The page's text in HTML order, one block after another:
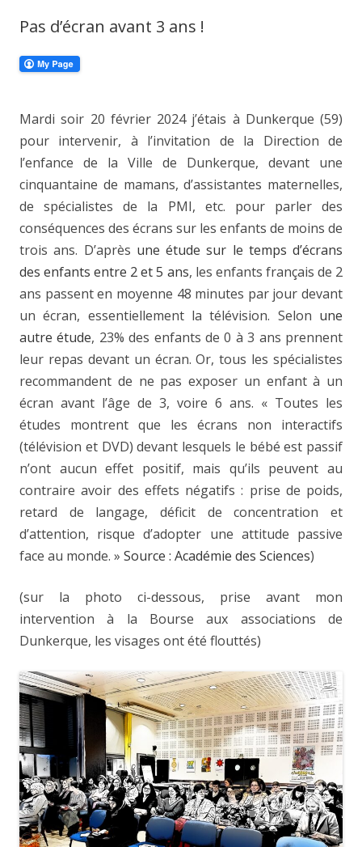
Pas d’écran avant 3 ans !
Mardi soir 20 février 2024 j’étais à Dunkerque (59)
pour intervenir, à l’invitation de la Direction de
l’enfance de la Ville de Dunkerque, devant une
cinquantaine de mamans, d’assistantes maternelles,
de spécialistes de la PMI, etc. pour parler des
conséquences des écrans sur les enfants de moins de
trois ans. D’après une étude sur le temps d’écrans
des enfants entre 2 et 5 ans, les enfants français de 2
ans passent en moyenne 48 minutes par jour devant
un écran, essentiellement la télévision. Selon une
autre étude, 23% des enfants de 0 à 3 ans prennent
leur repas devant un écran. Or, tous les spécialistes
recommandent de ne pas exposer un enfant à un
écran avant l’âge de 3, voire 6 ans. « Toutes les
études montrent que les écrans non interactifs
(télévision et DVD) devant lesquels le bébé est passif
n’ont aucun effet positif, mais qu’ils peuvent au
contraire avoir des effets négatifs : prise de poids,
retard de langage, déficit de concentration et
d’attention, risque d’adopter une attitude passive
face au monde. » Source : Académie des Sciences)
(sur la photo ci-dessous, prise avant mon
intervention à la Bourse aux associations de
Dunkerque, les visages ont été flouttés)